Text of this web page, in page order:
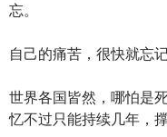
忘。
自己的痛苦，很快就忘
世界各国皆然，哪怕是
忆不过只能持续几年，